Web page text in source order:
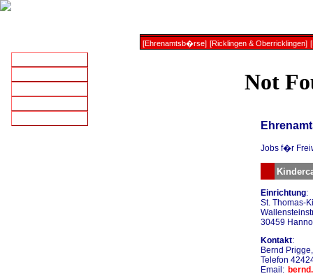
[Ehrenamtsb�rse] [Ricklingen & Oberricklingen]
Jobs f�r
Einrichtung:
St. Thomas-
30459
Kontakt:
Bernd
Telefon
Email: